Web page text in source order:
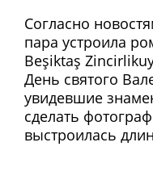
Согласно
пара устроила
Beşiktaş
День святого
увидевшие
сделать
выстроилась